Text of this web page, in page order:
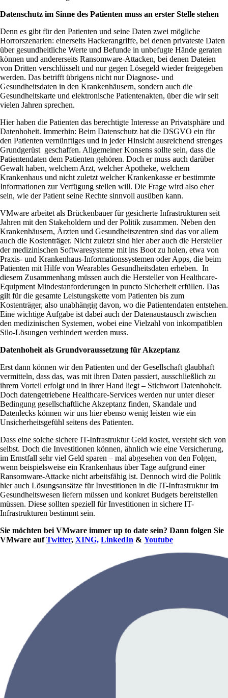
Datenschutz im Sinne des Patienten muss an erster Stelle stehen
Denn es gibt für den Patienten und seine Daten zwei mögliche
Horrorszenarien: einerseits Hackerangriffe, bei denen privateste Daten
über gesundheitliche Werte und Befunde in unbefugte Hände geraten
können und andererseits Ransomware-Attacken, bei denen Dateien
von Dritten verschlüsselt und nur gegen Lösegeld wieder freigegeben
werden. Das betrifft übrigens nicht nur Diagnose- und
Gesundheitsdaten in den Krankenhäusern, sondern auch die
Gesundheitskarte und elektronische Patientenakten, über die wir seit
vielen Jahren sprechen.
Hier haben die Patienten das berechtigte Interesse an Privatsphäre und
Datenhoheit. Immerhin: Beim Datenschutz hat die DSGVO ein für
den Patienten vernünftiges und in jeder Hinsicht ausreichend strenges
Grundgerüst geschaffen. Allgemeiner Konsens sollte sein, dass die
Patientendaten dem Patienten gehören. Doch er muss auch darüber
Gewalt haben, welchem Arzt, welcher Apotheke, welchem
Krankenhaus und nicht zuletzt welcher Krankenkasse er bestimmte
Informationen zur Verfügung stellen will. Die Frage wird also eher
sein, wie der Patient seine Rechte sinnvoll ausüben kann.
VMware arbeitet als Brückenbauer für gesicherte Infrastrukturen seit
Jahren mit den Stakeholdern und der Politik zusammen. Neben den
Krankenhäusern, Ärzten und Gesundheitszentren sind das vor allem
auch die Kostenträger. Nicht zuletzt sind hier aber auch die Hersteller
der medizinischen Softwaresysteme mit ins Boot zu holen, etwa von
Praxis- und Krankenhaus-Informationssystemen oder Apps, die beim
Patienten mit Hilfe von Wearables Gesundheitsdaten erheben. In
diesem Zusammenhang müssen auch die Hersteller von Healthcare-
Equipment Mindestanforderungen in puncto Sicherheit erfüllen. Das
gilt für die gesamte Leistungskette vom Patienten bis zum
Kostenträger, also unabhängig davon, wo die Patientendaten entstehen.
Eine wichtige Aufgabe ist dabei auch der Datenaustausch zwischen
den medizinischen Systemen, wobei eine Vielzahl von inkompatiblen
Silo-Lösungen verhindert werden muss.
Datenhoheit als Grundvoraussetzung für Akzeptanz
Erst dann können wir den Patienten und der Gesellschaft glaubhaft
vermitteln, dass das, was mit ihren Daten passiert, ausschließlich zu
ihrem Vorteil erfolgt und in ihrer Hand liegt – Stichwort Datenhoheit.
Doch datengetriebene Healthcare-Services werden nur unter dieser
Bedingung gesellschaftliche Akzeptanz finden, Skandale und
Datenlecks können wir uns hier ebenso wenig leisten wie ein
Unsicherheitsgefühl seitens des Patienten.
Dass eine solche sichere IT-Infrastruktur Geld kostet, versteht sich von
selbst. Doch die Investitionen können, ähnlich wie eine Versicherung,
im Ernstfall sehr viel Geld sparen – mal abgesehen von den Folgen,
wenn beispielsweise ein Krankenhaus über Tage aufgrund einer
Ransomware-Attacke nicht arbeitsfähig ist. Dennoch wird die Politik
hier auch Lösungsansätze für Investitionen in die IT-Infrastruktur im
Gesundheitswesen liefern müssen und konkret Budgets bereitstellen
müssen. Diese sollten speziell für Investitionen in sichere IT-
Infrastrukturen bestimmt sein.
Sie möchten bei VMware immer up to date sein? Dann folgen Sie
VMware aufTwitter, XING, LinkedIn & Youtube